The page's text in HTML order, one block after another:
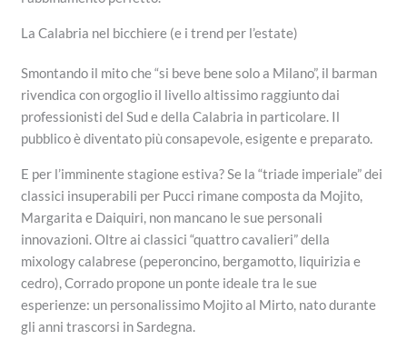
La Calabria nel bicchiere (e i trend per l’estate)
Smontando il mito che “si beve bene solo a Milano”, il barman
rivendica con orgoglio il livello altissimo raggiunto dai
professionisti del Sud e della Calabria in particolare. Il
pubblico è diventato più consapevole, esigente e preparato.
E per l’imminente stagione estiva? Se la “triade imperiale” dei
classici insuperabili per Pucci rimane composta da Mojito,
Margarita e Daiquiri, non mancano le sue personali
innovazioni. Oltre ai classici “quattro cavalieri” della
mixology calabrese (peperoncino, bergamotto, liquirizia e
cedro), Corrado propone un ponte ideale tra le sue
esperienze: un personalissimo Mojito al Mirto, nato durante
gli anni trascorsi in Sardegna.